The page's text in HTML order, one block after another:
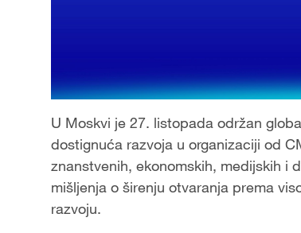
U Moskvi je 27. listopada održan
dostignuća razvoja u organizaciji od
znanstvenih, ekonomskih, medijskih i
mišljenja o širenju otvaranja prema
razvoju.